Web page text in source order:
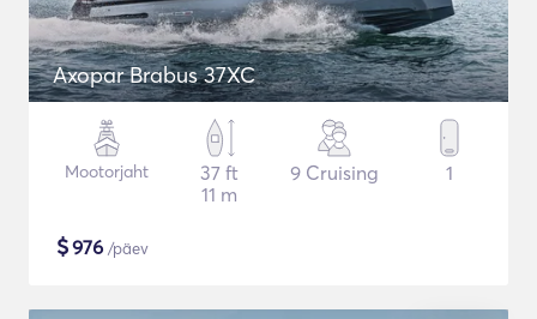
Axopar Brabus 37XC
Mootorjaht
37 ft
11 m
9 Cruising 1
$976 /päev